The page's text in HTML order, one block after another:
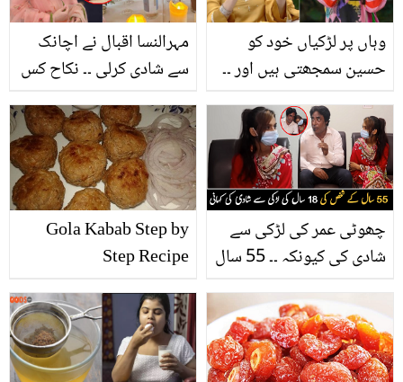
مہرالنسا اقبال نے اچانک
سے شادی کرلی ۔۔ نکاح کس
میں ہوا؟ تصاویر سوشل
میڈیا پر وائرل
وہاں پر لڑکیاں خود کو
حسین سمجھتی ہیں اور ۔۔
شادیاں نہ ہونے کا ملبہ
سوشل میڈیا پر ڈالتے ہوئے
کیا کہہ دیا؟
Gola Kabab Step by
Step Recipe
چھوٹی عمر کی لڑکی سے
شادی کی کیونکہ ۔۔ 55 سال
لڑکی سے نکاح، جانیئے اس
انوکھے جوڑے کی دلچسپ
کہانی